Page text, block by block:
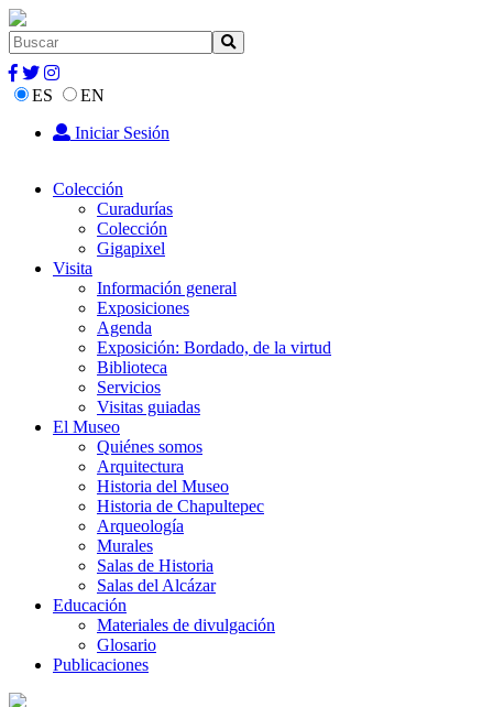
ES
EN
Iniciar Sesión
Colección
Curadurías
Colección
Gigapixel
Visita
Información general
Exposiciones
Agenda
Exposición: Bordado, de la virtud
Biblioteca
Servicios
Visitas guiadas
El Museo
Quiénes somos
Arquitectura
Historia del Museo
Historia de Chapultepec
Arqueología
Murales
Salas de Historia
Salas del Alcázar
Educación
Materiales de divulgación
Glosario
Publicaciones